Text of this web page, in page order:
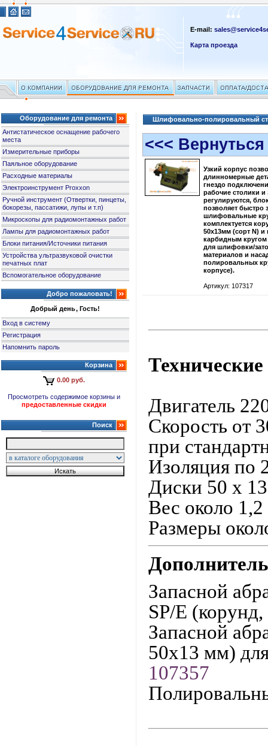
E-mail:
Карта проезда
Оборудование для ремонта
Антистатическое оснащение рабочего
места
Измерительные приборы
Паяльное оборудование
Расходные материалы
Электроинструмент Proxxon
Ручной инструмент (Отвертки, пинцеты,
бокорезы, пассатижи, лупы и т.п)
Микроскопы для радиомонтажных работ
Лампы для радиомонтажных работ
Блоки питания/Источники питания
Устройства ультразвуковой очистки
печатных плат
Вспомогательное оборудование
Добро пожаловать!
Добрый день, Гость!
Вход в систему
Регистрация
Напомнить пароль
Корзина
0.00 руб.
Просмотреть содержимое корзины и
предоставленные скидки
Поиск
Шлифовально-полировальный
<<<
Узкий корпус
длинномерные
гнездо
рабочие столики
регулируются,
позволяет быстро
шлифовальные
комплектуется
50х13мм (сорт N) и
карбидным
для шлифовки/
материалов и
полировальных
корпусе).
Артикул: 107317
Двигатель
Скорость от
при
Изоляция по
Диски 50 х
Вес около 1,2
Размеры
Запасной
SP/E
Запасной
50х13 мм)
107357